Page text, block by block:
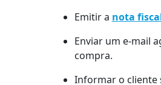
Emitir a nota
Enviar um e-mail
compra.
Informar o cliente